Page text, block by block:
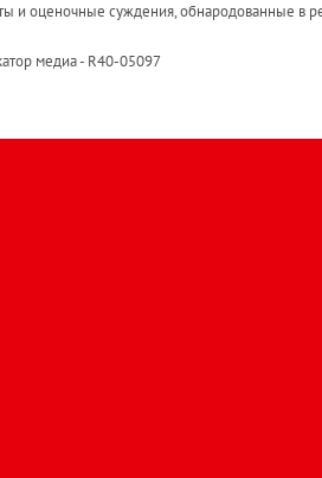
и оценочные суждения, обнародованные в
медиа - R40-05097